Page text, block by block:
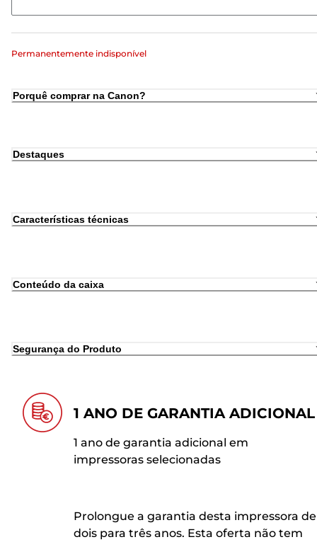
Permanentemente indisponível
Porquê comprar na Canon?
Destaques
Características técnicas
Conteúdo da caixa
Segurança do Produto
1 ANO DE GARANTIA ADICIONAL
1 ano de garantia adicional em
impressoras selecionadas
Prolongue a garantia desta impressora de
dois para três anos. Esta oferta não tem